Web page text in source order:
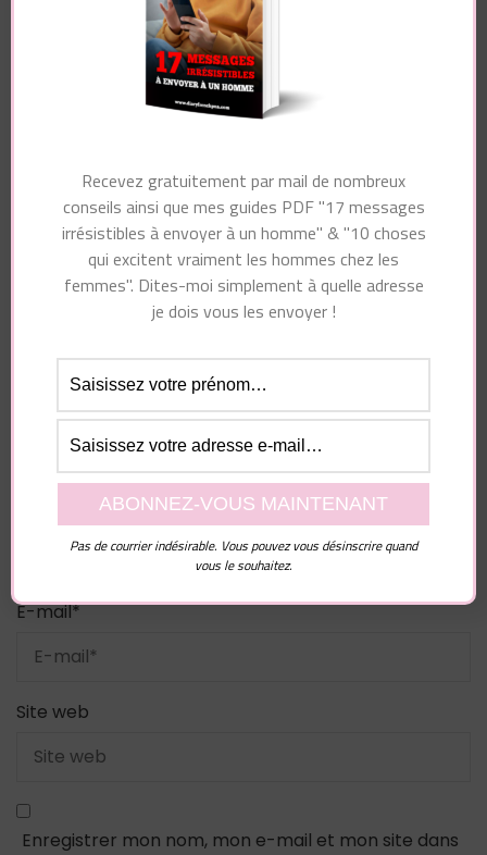
Laisser un commentaire
Votre adresse e-mail ne sera pas publiée.Les
champs obligatoires sont indiqués avec*
Commentaire
E-mail*
Site web
Enregistrer mon nom, mon e-mail et mon site dans
Recevez gratuitement par mail de nombreux
conseils ainsi que mes guides PDF "17 messages
irrésistibles à envoyer à un homme" & "10 choses
qui excitent vraiment les hommes chez les
femmes". Dites-moi simplement à quelle adresse
je dois vous les envoyer !
Pas de courrier indésirable. Vous pouvez vous désinscrire quand
vous le souhaitez.